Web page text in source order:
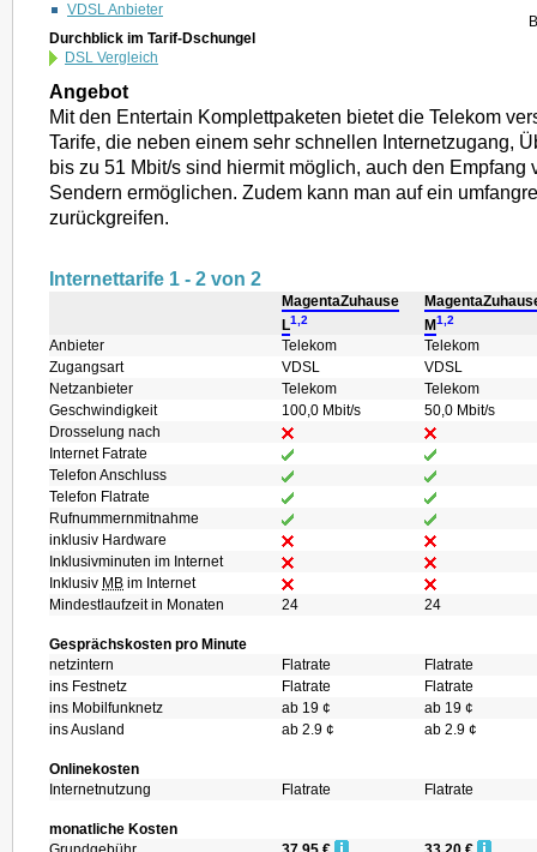
VDSL Anbieter
Durchblick im Tarif-Dschungel
DSL Vergleich
Angebot
Mit den Entertain Komplettpaketen bietet die Telekom
Tarife, die neben einem sehr schnellen Internetzugang,
bis zu 51 Mbit/s sind hiermit möglich, auch den Empfang
Sendern ermöglichen. Zudem kann man auf ein
zurückgreifen.
Internettarife 1 - 2 von 2
MagentaZuhause
L1,2
M1,2
Anbieter Telekom
Telekom
Zugangsart
VDSL
VDSL
Netzanbieter
Telekom
Telekom
Geschwindigkeit
100,0 Mbit/s
50,0 Mbit/s
Drosselung nach
Internet Fatrate
Telefon Anschluss
Telefon Flatrate
Rufnummernmitnahme
inklusiv Hardware
Inklusivminuten im Internet
Inklusiv MB im Internet
Mindestlaufzeit in Monaten
24 24
Gesprächskosten pro Minute
netzintern
Flatrate
Flatrate
ins Festnetz
Flatrate
Flatrate
ins Mobilfunknetz
ab 19 ¢
ab 19 ¢
ins Ausland
ab 2.9 ¢ ab 2.9 ¢
Onlinekosten
Internetnutzung
Flatrate Flatrate
monatliche Kosten